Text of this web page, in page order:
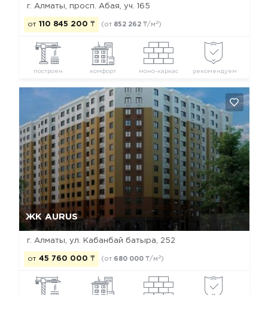
г. Алматы, просп. Абая, уч. 165
от 110 845 200 ₸ (от 852 262 ₸/м 2)
построен комфорт моно-каркас рекомендуем
ЖК AURUS
г. Алматы, ул. Кабанбай батыра, 252
от 45 760 000 ₸ (от 680 000 ₸/м 2)
Да, удалить